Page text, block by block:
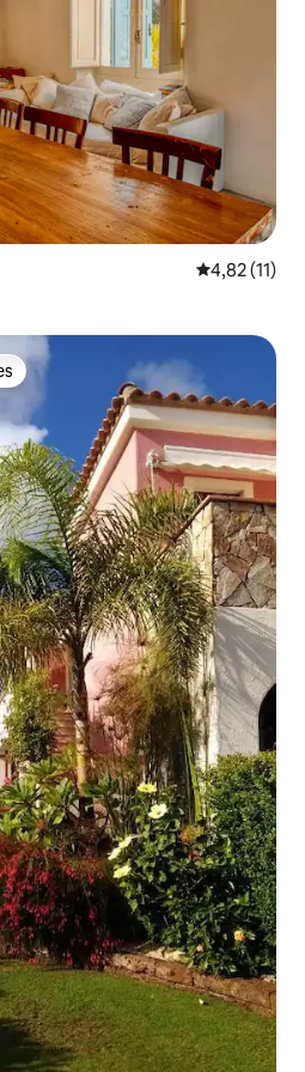
4,82 de uma
4,82 (11)
dos hóspedes